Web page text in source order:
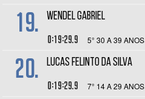
19. WENDEL GABRIEL
0:19:29.9 5° 30 A 39 ANOS
20. LUCAS FELINTO DA SILVA
0:19:29.9 7° 14 A 29 ANOS